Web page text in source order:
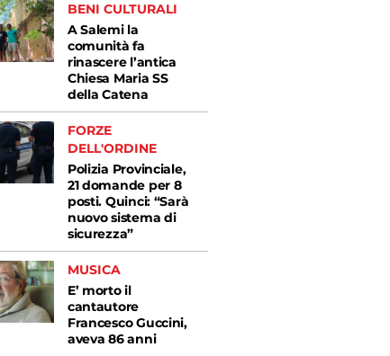
BENI CULTURALI
A Salemi la
comunità fa
rinascere l’antica
Chiesa Maria SS
della Catena
FORZE
DELL'ORDINE
Polizia Provinciale,
21 domande per 8
posti. Quinci: “Sarà
nuovo sistema di
sicurezza”
MUSICA
E’ morto il
cantautore
Francesco Guccini,
aveva 86 anni